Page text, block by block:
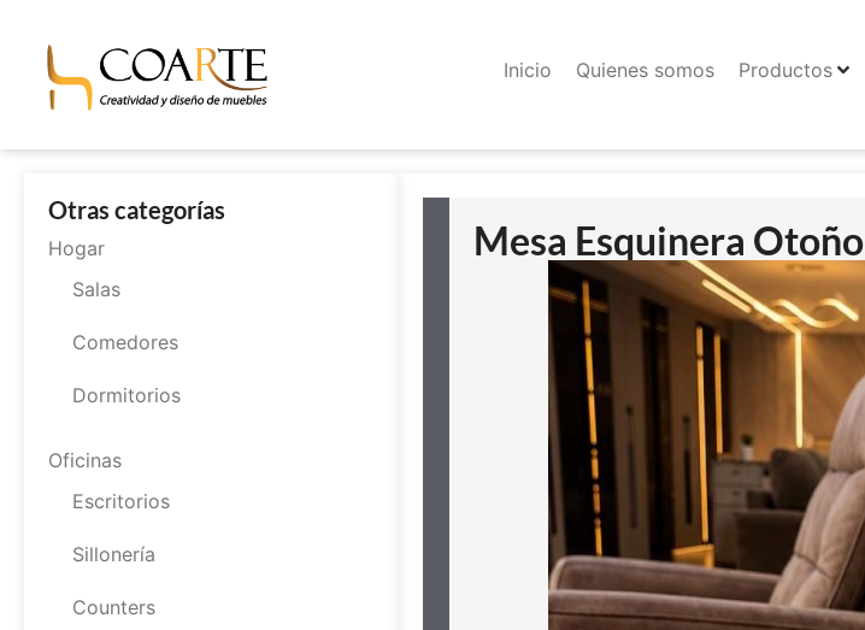
Inicio Quienes somos Productos
Otras categorías
Hogar
Salas
Comedores
Dormitorios
Oficinas
Escritorios
Sillonería
Counters
Mesa Esquinera Otoño